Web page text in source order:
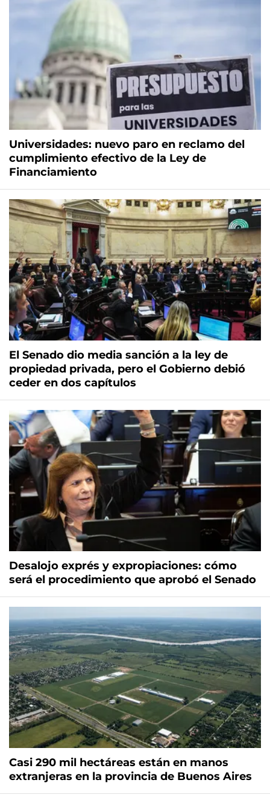
Universidades: nuevo paro en reclamo del
cumplimiento efectivo de la Ley de
Financiamiento
El Senado dio media sanción a la ley de
propiedad privada, pero el Gobierno debió
ceder en dos capítulos
Desalojo exprés y expropiaciones: cómo
será el procedimiento que aprobó el Senado
Casi 290 mil hectáreas están en manos
extranjeras en la provincia de Buenos Aires